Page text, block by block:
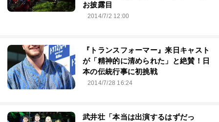
お披露目
2014/7/2 12:00
『トランスフォーマー』来日キャスト
が「精神的に清められた」と絶賛！日
本の伝統行事に初挑戦
2014/7/28 16:24
武井壮「本当は出演するはずだっ